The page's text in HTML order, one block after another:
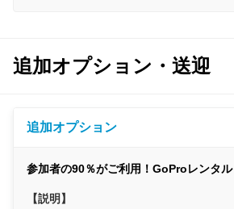
追加オプション・送迎
追加オプション
参加者の90％がご利用！GoProレンタル
【説明】